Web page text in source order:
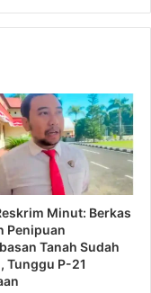
Minut: Berkas
Penipuan
Tanah Sudah
Tunggu P-21